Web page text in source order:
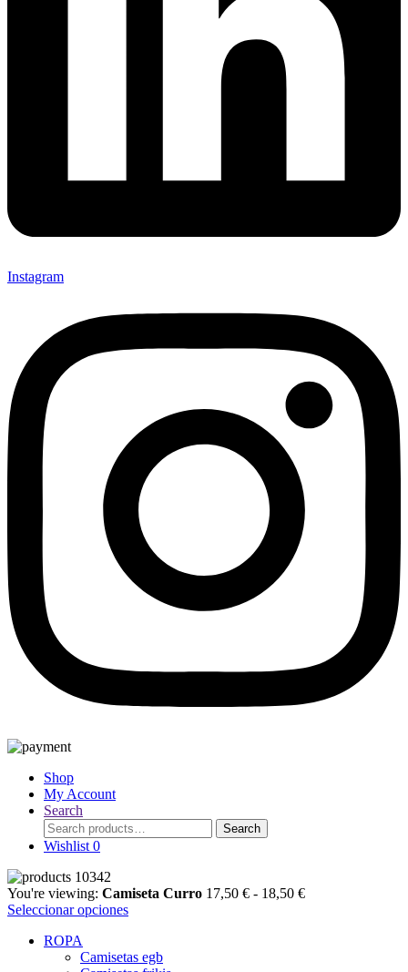
Instagram
Shop
My Account
Search
Search
for:
Search
Wishlist 0
You're viewing: Camiseta Curro 17,50 € - 18,50 €Rango
Seleccionar opciones
ROPA
Camisetas egb